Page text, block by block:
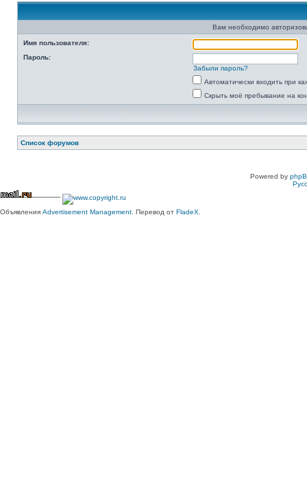
Вам необходимо
Имя пользователя:
Пароль:
Забыли пароль?
Автоматически входить при
Скрыть моё пребывание на
Список форумов
Powered by
Объявления Advertisement Management . Перевод от FladeX